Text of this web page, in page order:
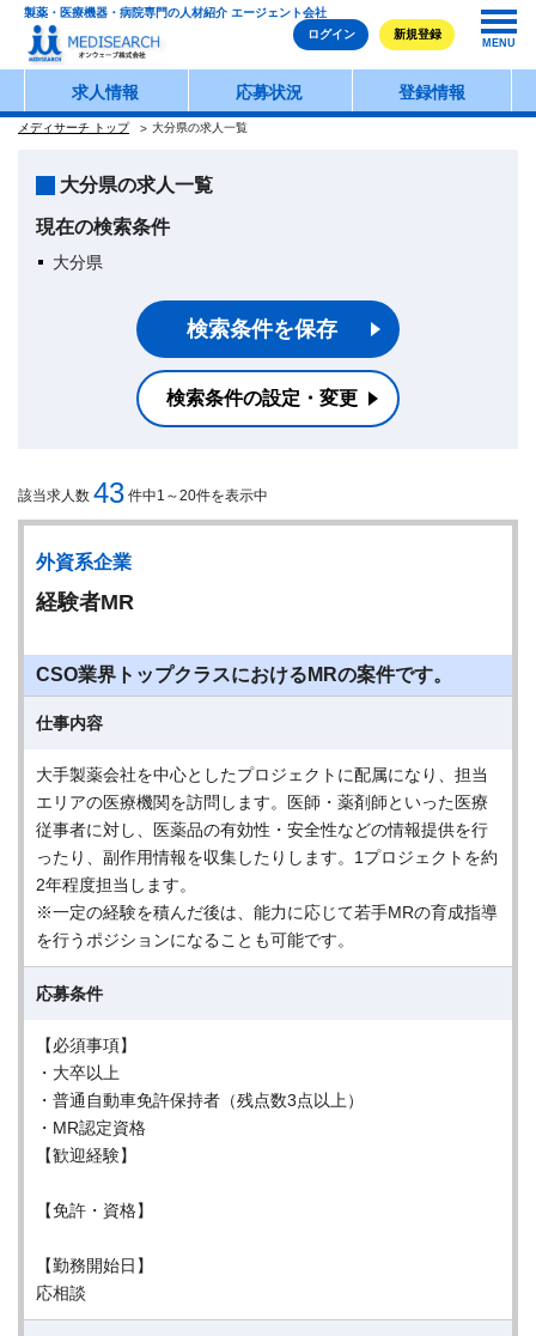
製薬・医療機器・病院専門の人材紹介 エージェント会社
ログイン
新規登録
MENU
求人情報 応募状況 登録情報
メディサーチ トップ 大分県の求人一覧
大分県の求人一覧
現在の検索条件
大分県
検索条件を保存
検索条件の設定・変更
該当求人数 43 件中1～20件を表示中
外資系企業
経験者MR
CSO業界トップクラスにおけるMRの案件です。
仕事内容
大手製薬会社を中心としたプロジェクトに配属になり、担当
エリアの医療機関を訪問します。医師・薬剤師といった医療
従事者に対し、医薬品の有効性・安全性などの情報提供を行
ったり、副作用情報を収集したりします。1プロジェクトを約
2年程度担当します。
※一定の経験を積んだ後は、能力に応じて若手MRの育成指導
を行うポジションになることも可能です。
応募条件
【必須事項】
・大卒以上
・普通自動車免許保持者（残点数3点以上）
・MR認定資格
【歓迎経験】
【免許・資格】
【勤務開始日】
応相談